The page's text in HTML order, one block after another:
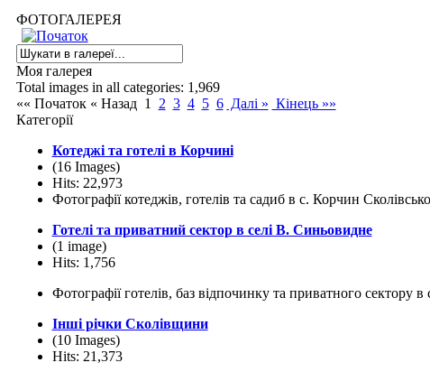
ФОТОГАЛЕРЕЯ
Моя галерея
Total images in all categories: 1,969
«« Початок « Назад 1 2 3 4 5 6 Далі » Кінець »»
Категорії
Котеджі та готелі в Корчині
(16 Images)
Hits: 22,973
Фотографії котеджів, готелів та садиб в с. Корчин
Готелі та приватний сектор в селі В. Синьовидне
(1 image)
Hits: 1,756
Фотографії готелів, баз відпочинку та приватного сектору
Інші річки Сколівщини
(10 Images)
Hits: 21,373